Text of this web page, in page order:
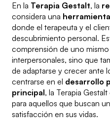
En la Terapia Gestalt, la
considera una
donde el terapeuta y el
descubrimiento personal.
comprensión de uno
interpersonales, sino que
de adaptarse y crecer ante
centrarse en el desarrollo
principal, la Terapia
para aquellos que buscan
satisfacción en sus vidas.